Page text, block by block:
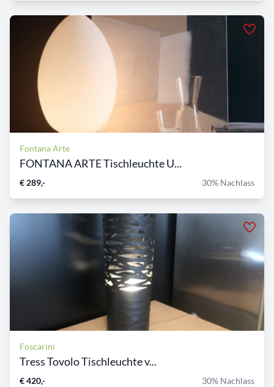
Fontana Arte
FONTANA ARTE Tischleuchte U...
€ 289,- 30% Nachlass
Foscarini
Tress Tovolo Tischleuchte v...
€ 420,- 30% Nachlass